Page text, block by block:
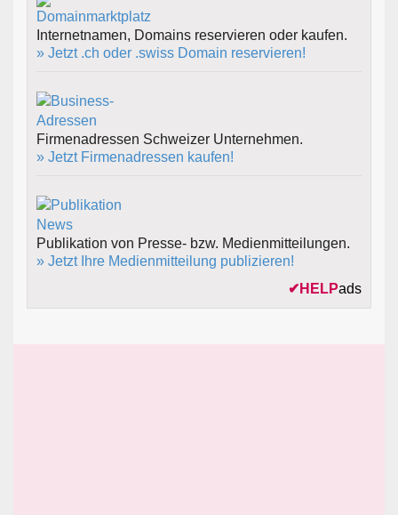
Internetnamen, Domains reservieren oder kaufen.
» Jetzt .ch oder .swiss Domain reservieren!
Firmenadressen Schweizer Unternehmen.
» Jetzt Firmenadressen kaufen!
Publikation von Presse- bzw. Medienmitteilungen.
» Jetzt Ihre Medienmitteilung publizieren!
✔ HELPads